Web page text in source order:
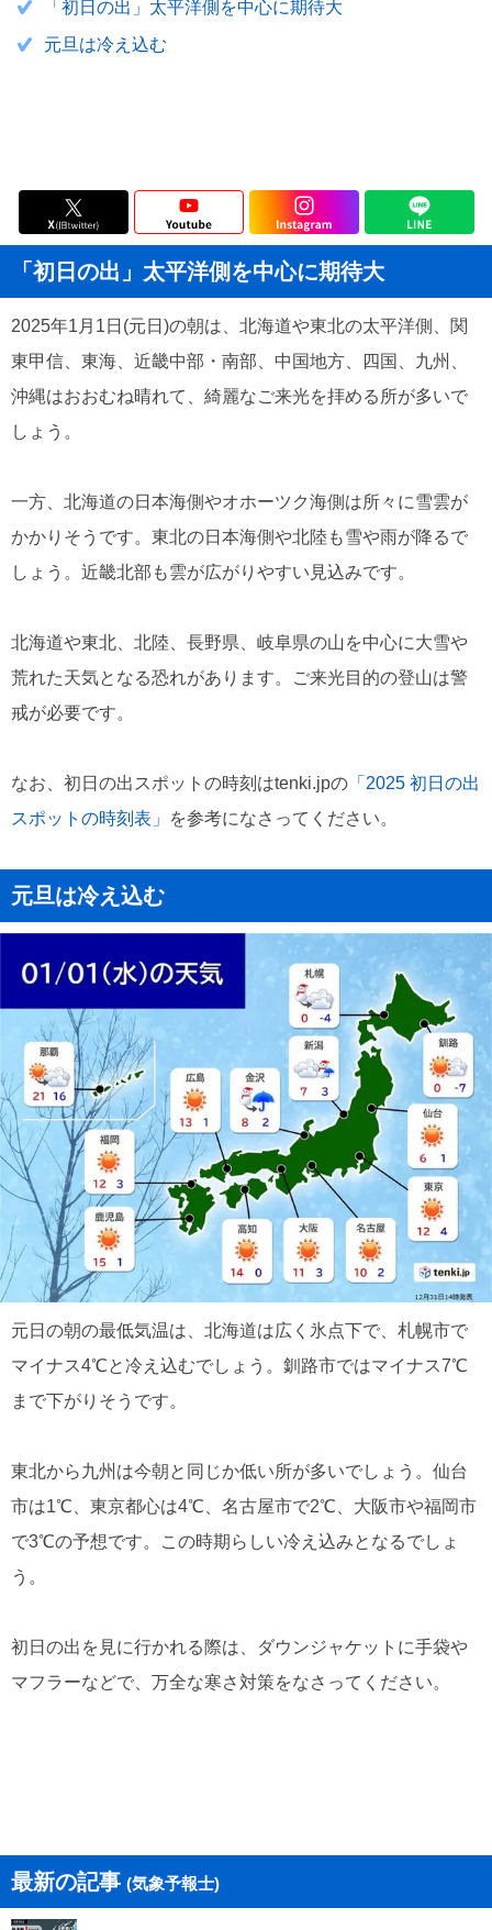
「初日の出」太平洋側を中心に期待大
元旦は冷え込む
「初日の出」太平洋側を中心に期待大
2025年1月1日(元日)の朝は、北海道や東北の太平洋側、関
東甲信、東海、近畿中部・南部、中国地方、四国、九州、
沖縄はおおむね晴れて、綺麗なご来光を拝める所が多いで
しょう。
一方、北海道の日本海側やオホーツク海側は所々に雪雲が
かかりそうです。東北の日本海側や北陸も雪や雨が降るで
しょう。近畿北部も雲が広がりやすい見込みです。
北海道や東北、北陸、長野県、岐阜県の山を中心に大雪や
荒れた天気となる恐れがあります。ご来光目的の登山は警
戒が必要です。
なお、初日の出スポットの時刻はtenki.jpの 「2025 初日の出
スポットの時刻表」
を参考になさってください。
元旦は冷え込む
元日の朝の最低気温は、北海道は広く氷点下で、札幌市で
マイナス4℃と冷え込むでしょう。釧路市ではマイナス7℃
まで下がりそうです。
東北から九州は今朝と同じか低い所が多いでしょう。仙台
市は1℃、東京都心は4℃、名古屋市で2℃、大阪市や福岡市
で3℃の予想です。この時期らしい冷え込みとなるでしょ
う。
初日の出を見に行かれる際は、ダウンジャケットに手袋や
マフラーなどで、万全な寒さ対策をなさってください。
最新の記事 (気象予報士)